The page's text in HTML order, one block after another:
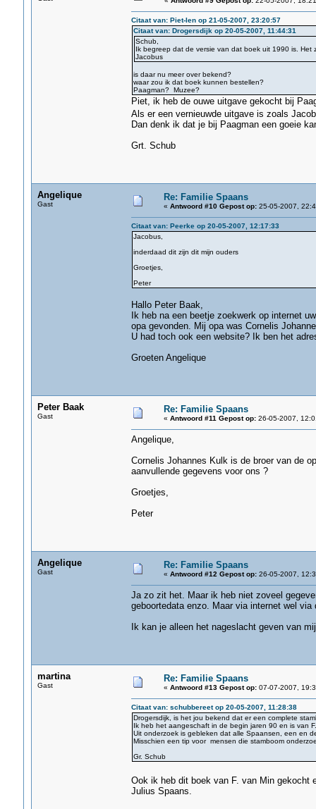
Citaat van: Piet-Ien op 21-05-2007, 23:20:57
Citaat van: Drogersdijk op 20-05-2007, 11:44:31
Schub,
Ik begreep dat de versie van dat boek uit 1990 is.
Jacobus
is daar nu meer over bekend?
waar zou ik dat boek kunnen bestellen?
Paagman? Muzee?
Piet, ik heb de ouwe uitgave gekocht bij
Als er een vernieuwde uitgave is zoals
Dan denk ik dat je bij Paagman een goeie
Grt. Schub
Angelique
Gast
Re: Familie Spaans
« Antwoord #10 Gepost op:25-05-2007,
Citaat van: Peerke op 20-05-2007, 12:17:33
Jacobus,
inderdaad dit zijn dit mijn ouders
Groetjes,
Peter
Hallo Peter Baak,
Ik heb na een beetje zoekwerk op internet
opa gevonden. Mij opa was Cornelis
U had toch ook een website? Ik ben het
Groeten Angelique
Peter Baak
Gast
Re: Familie Spaans
« Antwoord #11 Gepost op:26-05-2007,
Angelique,
Cornelis Johannes Kulk is de broer van de
aanvullende gegevens voor ons ?
Groetjes,
Peter
Angelique
Gast
Re: Familie Spaans
« Antwoord #12 Gepost op:26-05-2007,
Ja zo zit het. Maar ik heb niet zoveel
geboortedata enzo. Maar via internet wel
Ik kan je alleen het nageslacht geven van
martina
Gast
Re: Familie Spaans
« Antwoord #13 Gepost op:07-07-2007,
Citaat van: schubbereet op 20-05-2007, 11:28:38
Drogersdijk, is het jou bekend dat er een complete
Ik heb het aangeschaft in de begin jaren 90 en is van
Uit onderzoek is gebleken dat alle Spaansen, een en
Misschien een tip voor mensen die stamboom
Gr. Schub
Ook ik heb dit boek van F. van Min gekocht
Julius Spaans.